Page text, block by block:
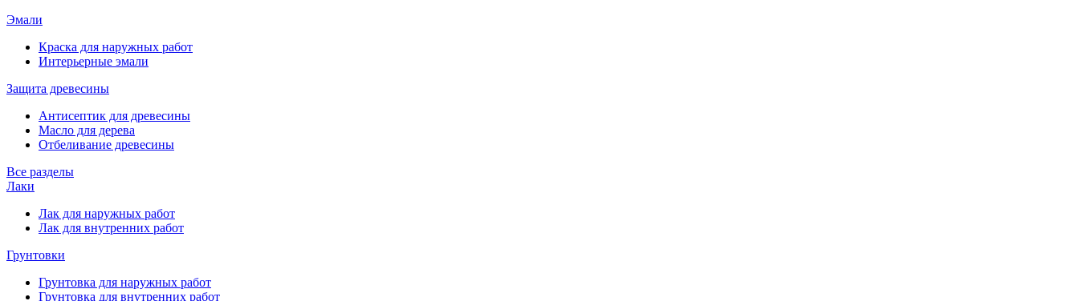
Эмали
Краска для наружных работ
Интерьерные эмали
Защита древесины
Антисептик для древесины
Масло для дерева
Отбеливание древесины
Все разделы
Лаки
Лак для наружных работ
Лак для внутренних работ
Грунтовки
Грунтовка для наружных работ
Грунтовка для внутренних работ